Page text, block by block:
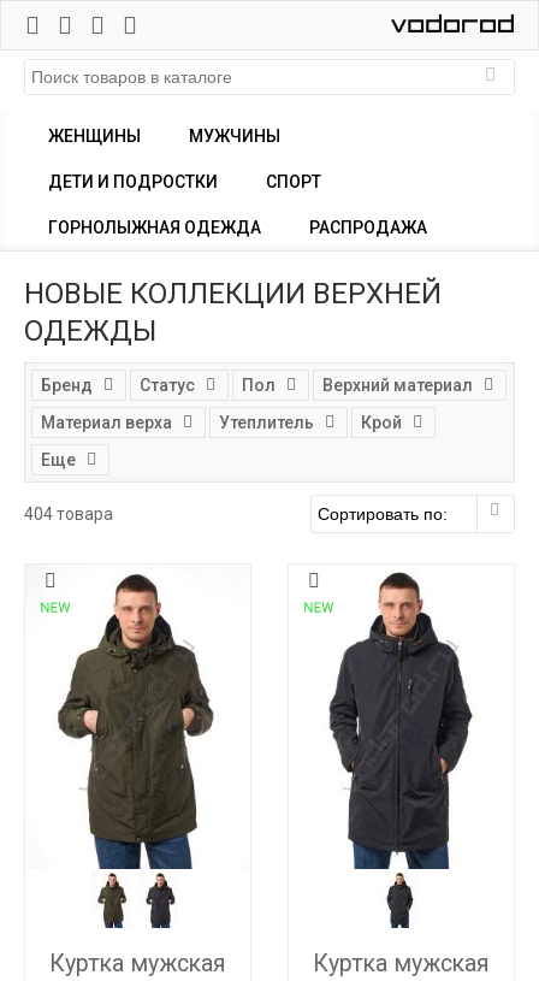
ЖЕНЩИНЫ МУЖЧИНЫ
ДЕТИ И ПОДРОСТКИ СПОРТ
ГОРНОЛЫЖНАЯ ОДЕЖДА РАСПРОДАЖА
НОВЫЕ КОЛЛЕКЦИИ ВЕРХНЕЙ
ОДЕЖДЫ
Бренд Статус Пол
Верхний материал
Материал верха
Утеплитель
Крой
Еще
404 товара
Куртка мужская
Куртка мужская